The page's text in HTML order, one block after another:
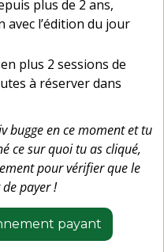
plus de 2 ans,
avec l’édition du jour
en plus 2 sessions de
à réserver dans
bugge en ce moment et tu
ce sur quoi tu as cliqué,
pour vérifier que le
payer !
payant